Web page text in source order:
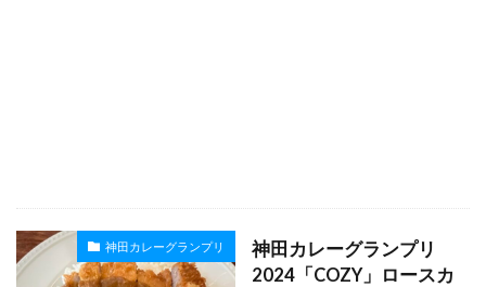
神田カレーグランプリ
神田カレーグランプリ
2024「COZY」ロースカ